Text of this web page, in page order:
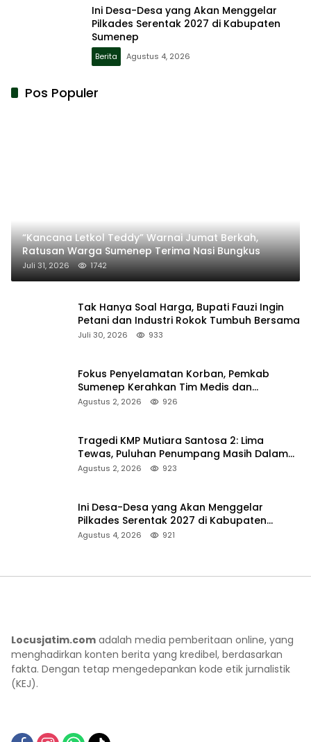
Ini Desa-Desa yang Akan Menggelar
Pilkades Serentak 2027 di Kabupaten
Sumenep
Berita Agustus 4, 2026
Pos Populer
“Kancana Letkol Teddy” Warnai Jumat Berkah,
Ratusan Warga Sumenep Terima Nasi Bungkus
Juli 31, 2026 1742
Tak Hanya Soal Harga, Bupati Fauzi Ingin
Petani dan Industri Rokok Tumbuh Bersama
Juli 30, 2026 933
Fokus Penyelamatan Korban, Pemkab
Sumenep Kerahkan Tim Medis dan
Ambulans ke Pelabuhan Kalianget
Agustus 2, 2026 926
Tragedi KMP Mutiara Santosa 2: Lima
Tewas, Puluhan Penumpang Masih Dalam
Pencarian
Agustus 2, 2026 923
Ini Desa-Desa yang Akan Menggelar
Pilkades Serentak 2027 di Kabupaten
Sumenep
Agustus 4, 2026 921
Locusjatim.com adalah media pemberitaan online, yang
menghadirkan konten berita yang kredibel, berdasarkan
fakta. Dengan tetap mengedepankan kode etik jurnalistik
(KEJ).